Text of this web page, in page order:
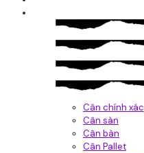
Cân chính xác
Cân sàn
Cân bàn
Cân Pallet